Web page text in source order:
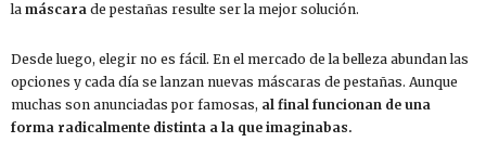
la máscara de pestañas resulte ser la mejor solución.
Desde luego, elegir no es fácil. En el mercado de la belleza abundan las
opciones y cada día se lanzan nuevas máscaras de pestañas. Aunque
muchas son anunciadas por famosas, al final funcionan de una
forma radicalmente distinta a la que imaginabas.